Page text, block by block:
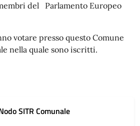
del Parlamento Europeo
votare presso questo Comune
nella quale sono iscritti.
SITR Comunale